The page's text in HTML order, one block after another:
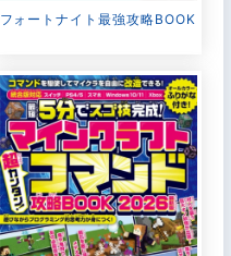
フォートナイト最強攻略BOOK